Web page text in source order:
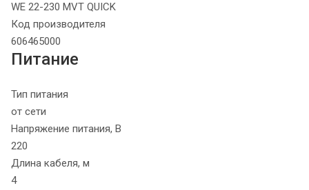
WE 22-230 MVT QUICK
Код производителя
606465000
Питание
Тип питания
от сети
Напряжение питания, В
220
Длина кабеля, м
4